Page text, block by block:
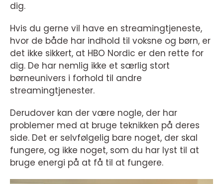
dig.
Hvis du gerne vil have en streamingtjeneste,
hvor de både har indhold til voksne og børn, er
det ikke sikkert, at HBO Nordic er den rette for
dig. De har nemlig ikke et særlig stort
børneunivers i forhold til andre
streamingtjenester.
Derudover kan der være nogle, der har
problemer med at bruge teknikken på deres
side. Det er selvfølgelig bare noget, der skal
fungere, og ikke noget, som du har lyst til at
bruge energi på at få til at fungere.